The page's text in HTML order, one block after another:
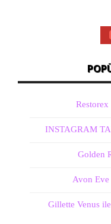
Restorex
INSTAGRAM
Golden
Avon Eve
Gillette Venus